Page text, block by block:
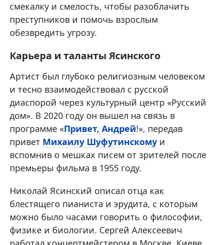
смекалку и смелость, чтобы разоблачить
преступников и помочь взрослым
обезвредить угрозу.
Карьера и таланты Ясинского
Артист был глубоко религиозным человеком
и тесно взаимодействовал с русской
диаспорой через культурный центр «Русский
дом». В 2020 году он вышел на связь в
программе «Привет, Андрей!», передав
привет Михаилу Шуфутинскому и
вспомнив о мешках писем от зрителей после
премьеры фильма в 1955 году.
Николай Ясинский описал отца как
блестящего пианиста и эрудита, с которым
можно было часами говорить о философии,
физике и биологии. Сергей Алексеевич